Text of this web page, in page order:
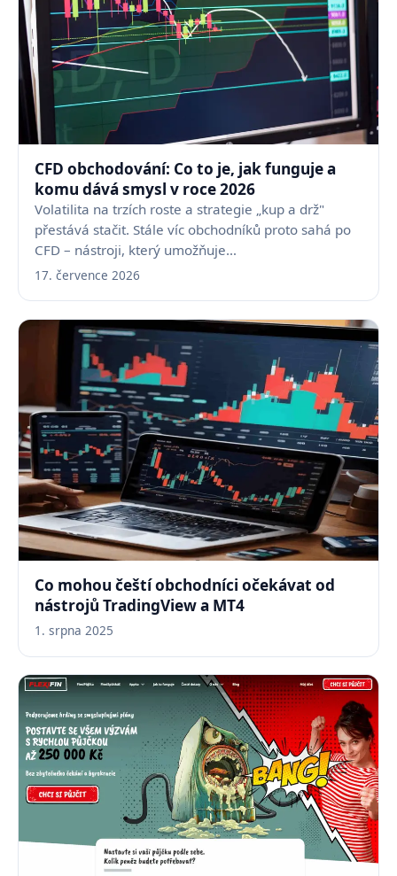
CFD obchodování: Co to je, jak funguje a
komu dává smysl v roce 2026
Volatilita na trzích roste a strategie „kup a drž"
přestává stačit. Stále víc obchodníků proto sahá po
CFD – nástroji, který umožňuje…
17. července 2026
Co mohou čeští obchodníci očekávat od
nástrojů TradingView a MT4
1. srpna 2025